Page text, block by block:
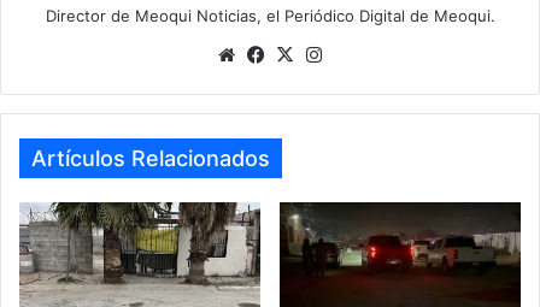
Director de Meoqui Noticias, el Periódico Digital de Meoqui.
We
te
Fa
bo
ok
X
ra
Artículos Relacionados